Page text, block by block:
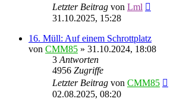
Letzter Beitrag von Lml
31.10.2025, 15:28
16. Müll: Auf einem Schrottplatz
von CMM85 » 31.10.2024, 18:08
3 Antworten
4956 Zugriffe
Letzter Beitrag von CMM85
02.08.2025, 08:20